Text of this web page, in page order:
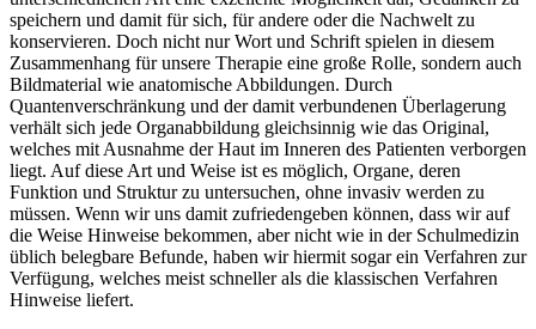
speichern und damit für sich, für andere oder die Nachwelt zu
konservieren. Doch nicht nur Wort und Schrift spielen in diesem
Zusammenhang für unsere Therapie eine große Rolle, sondern auch
Bildmaterial wie anatomische Abbildungen. Durch
Quantenverschränkung und der damit verbundenen Überlagerung
verhält sich jede Organabbildung gleichsinnig wie das Original,
welches mit Ausnahme der Haut im Inneren des Patienten verborgen
liegt. Auf diese Art und Weise ist es möglich, Organe, deren
Funktion und Struktur zu untersuchen, ohne invasiv werden zu
müssen. Wenn wir uns damit zufriedengeben können, dass wir auf
die Weise Hinweise bekommen, aber nicht wie in der Schulmedizin
üblich belegbare Befunde, haben wir hiermit sogar ein Verfahren zur
Verfügung, welches meist schneller als die klassischen Verfahren
Hinweise liefert.